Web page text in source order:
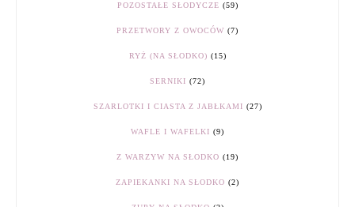
POZOSTAŁE SŁODYCZE (59)
PRZETWORY Z OWOCÓW (7)
RYŻ (NA SŁODKO) (15)
SERNIKI (72)
SZARLOTKI I CIASTA Z JABŁKAMI (27)
WAFLE I WAFELKI (9)
Z WARZYW NA SŁODKO (19)
ZAPIEKANKI NA SŁODKO (2)